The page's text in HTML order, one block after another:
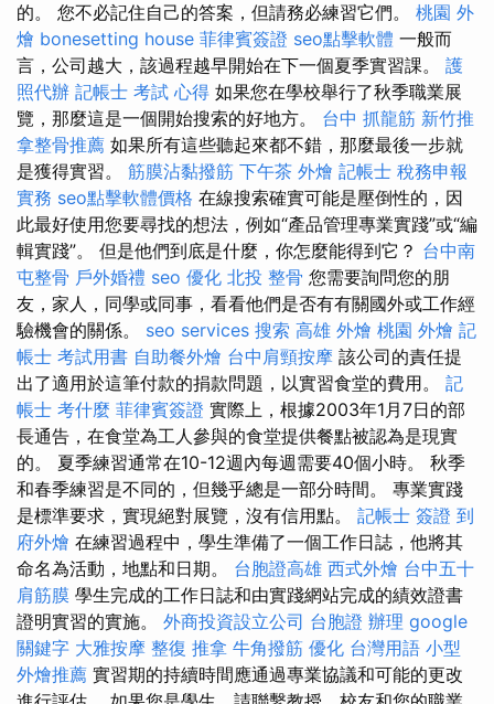
的。 您不必記住自己的答案，但請務必練習它們。 桃園 外
燴 bonesetting house 菲律賓簽證 seo點擊軟體 一般而
言，公司越大，該過程越早開始在下一個夏季實習課。 護
照代辦 記帳士 考試 心得 如果您在學校舉行了秋季職業展
覽，那麼這是一個開始搜索的好地方。 台中 抓龍筋 新竹推
拿整骨推薦 如果所有這些聽起來都不錯，那麼最後一步就
是獲得實習。 筋膜沾黏撥筋 下午茶 外燴 記帳士 稅務申報
實務 seo點擊軟體價格 在線搜索確實可能是壓倒性的，因
此最好使用您要尋找的想法，例如“產品管理專業實踐”或“編
輯實踐”。 但是他們到底是什麼，你怎麼能得到它？ 台中南
屯整骨 戶外婚禮 seo 優化 北投 整骨 您需要詢問您的朋
友，家人，同學或同事，看看他們是否有有關國外或工作經
驗機會的關係。 seo services 搜索 高雄 外燴 桃園 外燴 記
帳士 考試用書 自助餐外燴 台中肩頸按摩 該公司的責任提
出了適用於這筆付款的捐款問題，以實習食堂的費用。 記
帳士 考什麼 菲律賓簽證 實際上，根據2003年1月7日的部
長通告，在食堂為工人參與的食堂提供餐點被認為是現實
的。 夏季練習通常在10-12週內每週需要40個小時。 秋季
和春季練習是不同的，但幾乎總是一部分時間。 專業實踐
是標準要求，實現絕對展覽，沒有信用點。 記帳士 簽證 到
府外燴 在練習過程中，學生準備了一個工作日誌，他將其
命名為活動，地點和日期。 台胞證高雄 西式外燴 台中五十
肩筋膜 學生完成的工作日誌和由實踐網站完成的績效證書
證明實習的實施。 外商投資設立公司 台胞證 辦理 google
關鍵字 大雅按摩 整復 推拿 牛角撥筋 優化 台灣用語 小型
外燴推薦 實習期的持續時間應通過專業協議和可能的更改